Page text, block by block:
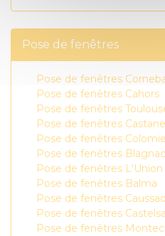
Pose de fenêtres
Pose de fenêtres
Pose de fenêtres Cahors
Pose de fenêtres
Pose de fenêtres
Pose de fenêtres
Pose de fenêtres Blagnac
Pose de fenêtres L'Union
Pose de fenêtres Balma
Pose de fenêtres
Pose de fenêtres
Pose de fenêtres